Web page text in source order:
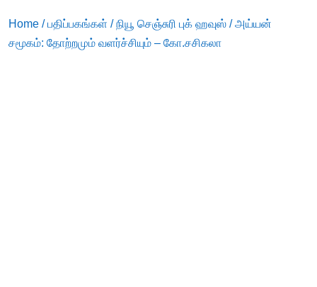
Home /பதிப்பகங்கள் /நியூ செஞ்சுரி புக் ஹவுஸ் / அய்யன்
சமூகம்: தோற்றமும் வளர்ச்சியும் – கோ.சசிகலா